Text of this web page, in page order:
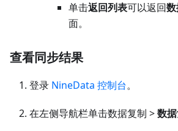
单击返回列表可以返回
面。
查看同步结果
登录 NineData 控制台。
在左侧导航栏单击数据复制 >数